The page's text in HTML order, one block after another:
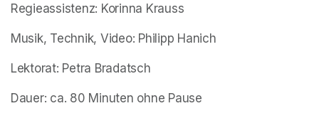
Regieassistenz: Korinna Krauss
Musik, Technik, Video: Philipp Hanich
Lektorat: Petra Bradatsch
Dauer: ca. 80 Minuten ohne Pause